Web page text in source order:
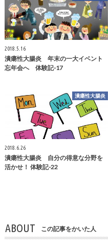
2018.5.16
潰瘍性大腸炎 年末の一大イベント
忘年会へ 体験記-17
潰瘍性大腸炎
2018.6.26
潰瘍性大腸炎 自分の得意な分野を
活かせ！ 体験記-22
ABOUT この記事をかいた人